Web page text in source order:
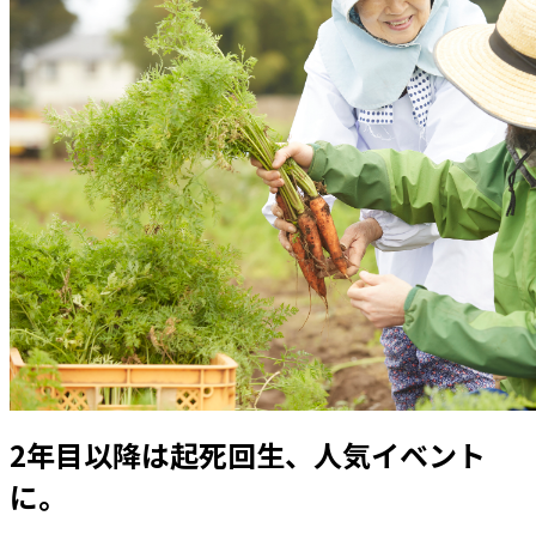
2年目以降は起死回生、人気イベント
に。